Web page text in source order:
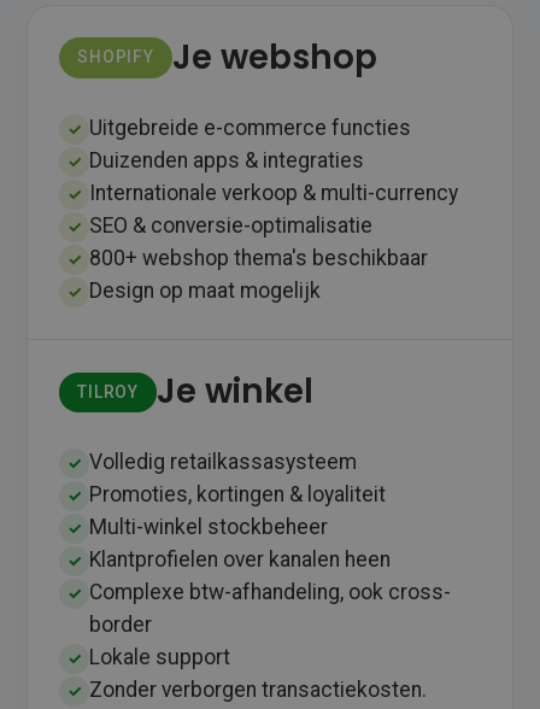
SHOPIFY Je webshop
✓ Uitgebreide e‑commerce functies
✓ Duizenden apps & integraties
✓ Internationale verkoop & multi-currency
✓ SEO & conversie-optimalisatie
✓ 800+ webshop thema's beschikbaar
✓ Design op maat mogelijk
TILROY Je winkel
✓ Volledig retailkassasysteem
✓ Promoties, kortingen & loyaliteit
✓ Multi-winkel stockbeheer
✓ Klantprofielen over kanalen heen
✓ Complexe btw-afhandeling, ook cross-
border
✓ Lokale support
✓ Zonder verborgen transactiekosten.